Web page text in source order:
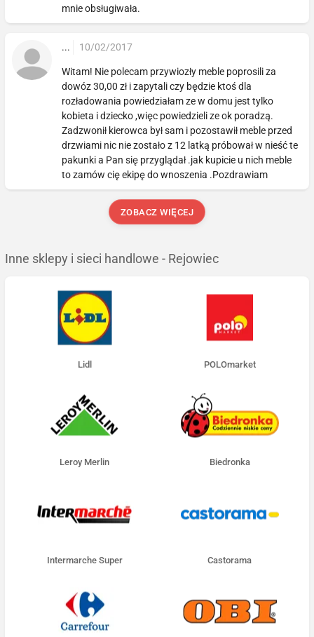
mnie obsługiwała.
... 10/02/2017
Witam! Nie polecam przywiozły meble poprosili za
dowóz 30,00 zł i zapytali czy będzie ktoś dla
rozładowania powiedziałam ze w domu jest tylko
kobieta i dziecko ,więc powiedzieli ze ok poradzą.
Zadzwonił kierowca był sam i pozostawił meble przed
drzwiami nic nie zostało z 12 latką próbował w nieść te
pakunki a Pan się przyglądał .jak kupicie u nich meble
to zamów cię ekipę do wnoszenia .Pozdrawiam
ZOBACZ WIĘCEJ
Inne sklepy i sieci handlowe - Rejowiec
Lidl POLOmarket
Leroy Merlin Biedronka
Intermarche Super Castorama